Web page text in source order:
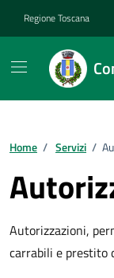
Regione Toscana
Home / Servizi /
Autorizzazioni,
carrabili e prestito